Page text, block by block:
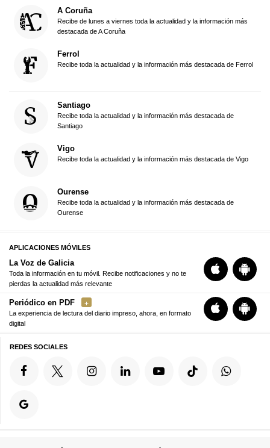
A Coruña
Recibe de lunes a viernes toda la actualidad y la información más
destacada de A Coruña
Ferrol
Recibe toda la actualidad y la información más destacada de Ferrol
Santiago
Recibe toda la actualidad y la información más destacada de
Santiago
Vigo
Recibe toda la actualidad y la información más destacada de Vigo
Ourense
Recibe toda la actualidad y la información más destacada de
Ourense
APLICACIONES MÓVILES
La Voz de Galicia
Toda la información en tu móvil. Recibe notificaciones y no te
pierdas la actualidad más relevante
Periódico en PDF
La experiencia de lectura del diario impreso, ahora, en formato
digital
REDES SOCIALES